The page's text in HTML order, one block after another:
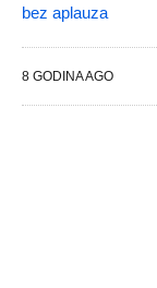
bez aplauza
8 GODINA AGO